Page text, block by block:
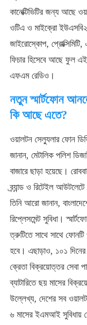
কানেক্টিভিটির জন্য আছে
ওটিএ ও মাইক্রো
জাইরোস্কোপ, প্রোক্সিমিটি,
ফিচার হিসেবে আছে ফুল
এফএম রেডিও।
নতুন স্মার্টফোন
কি আছে এতে?
ওয়ালটন সেল্যুলার ফোন
জানান, মেটালিক পলিশ
বাজারে ছাড়া হয়েছে।
ব্র্যান্ড ও রিটেইল
তিনি আরো জানান,
রিপ্লেসমেন্ট সুবিধা।
ত্রুটিতে সাথে সাথে
হবে। এছাড়াও, ১০১ দিনের
ক্রেতা বিক্রয়োত্তর সেবা
ব্যাটারিতে ছয় মাসের
উল্লেখ্য, দেশের সব
৬ মাসের ইএমআই সুবিধায়